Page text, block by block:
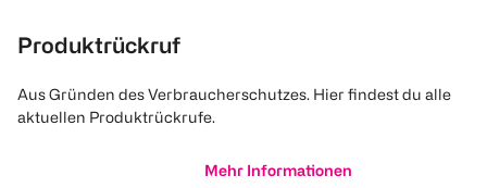
Produktrückruf
Aus Gründen des Verbraucherschutzes. Hier findest du alle
aktuellen Produktrückrufe.
Mehr Informationen